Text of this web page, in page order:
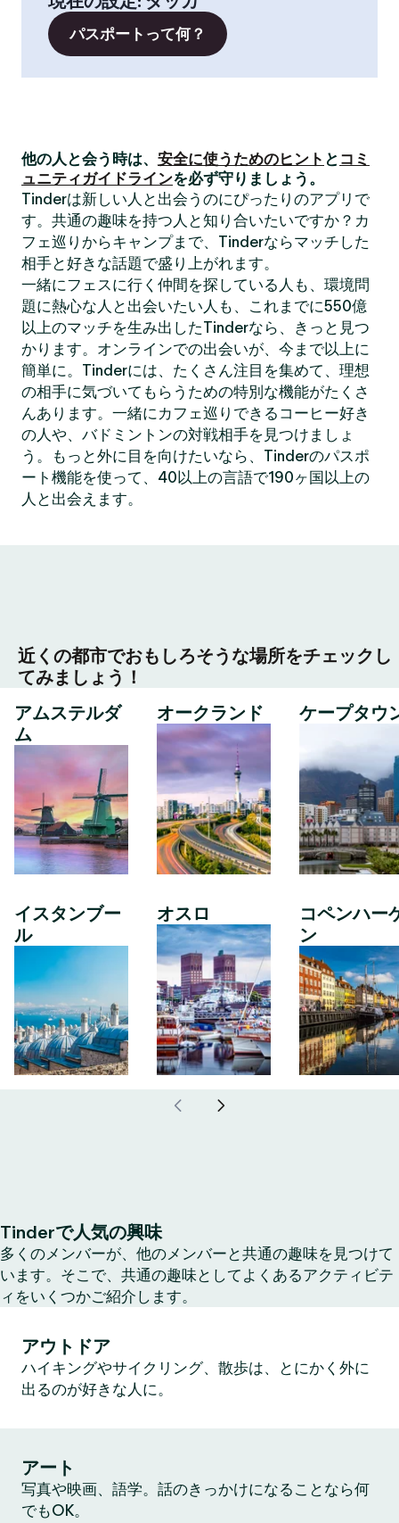
パスポートって何？
他の人と会う時は、 安全に使うためのヒント と コミ
ュニティガイドラインを必ず守りましょう。
Tinderは新しい人と出会うのにぴったりのアプリで
す。共通の趣味を持つ人と知り合いたいですか？カ
フェ巡りからキャンプまで、Tinderならマッチした
相手と好きな話題で盛り上がれます。
一緒にフェスに行く仲間を探している人も、環境問
題に熱心な人と出会いたい人も、これまでに550億
以上のマッチを生み出したTinderなら、きっと見つ
かります。オンラインでの出会いが、今まで以上に
簡単に。Tinderには、たくさん注目を集めて、理想
の相手に気づいてもらうための特別な機能がたくさ
んあります。一緒にカフェ巡りできるコーヒー好き
の人や、バドミントンの対戦相手を見つけましょ
う。もっと外に目を向けたいなら、Tinderのパスポ
ート機能を使って、40以上の言語で190ヶ国以上の
人と出会えます。
近くの都市でおもしろそうな場所をチェックし
てみましょう！
アムステルダ
ム
イスタンブー
ル
オークランド
オスロ
ケープタウ
コペンハー
ン
Tinderで人気の興味
多くのメンバーが、他のメンバーと共通の趣味を見つけて
います。そこで、共通の趣味としてよくあるアクティビテ
ィをいくつかご紹介します。
アウトドア
ハイキングやサイクリング、散歩は、とにかく外に
出るのが好きな人に。
アート
写真や映画、語学。話のきっかけになることなら何
でもOK。